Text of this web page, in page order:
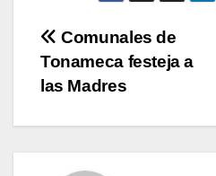
Navegación
de
entradas
Comunales de
Tonameca festeja a
las Madres